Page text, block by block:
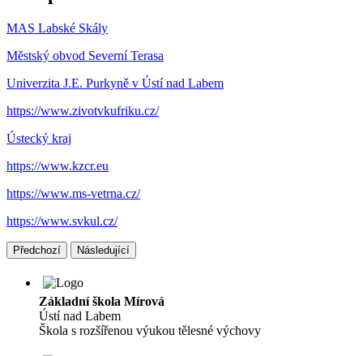
MAS Labské Skály
Městský obvod Severní Terasa
Univerzita J.E. Purkyně v Ústí nad Labem
https://www.zivotvkufriku.cz/
Ústecký kraj
https://www.kzcr.eu
https://www.ms-vetrna.cz/
https://www.svkul.cz/
Předchozí Následující
Základní škola Mírová
Ústí nad Labem
Škola s rozšířenou výukou tělesné výchovy